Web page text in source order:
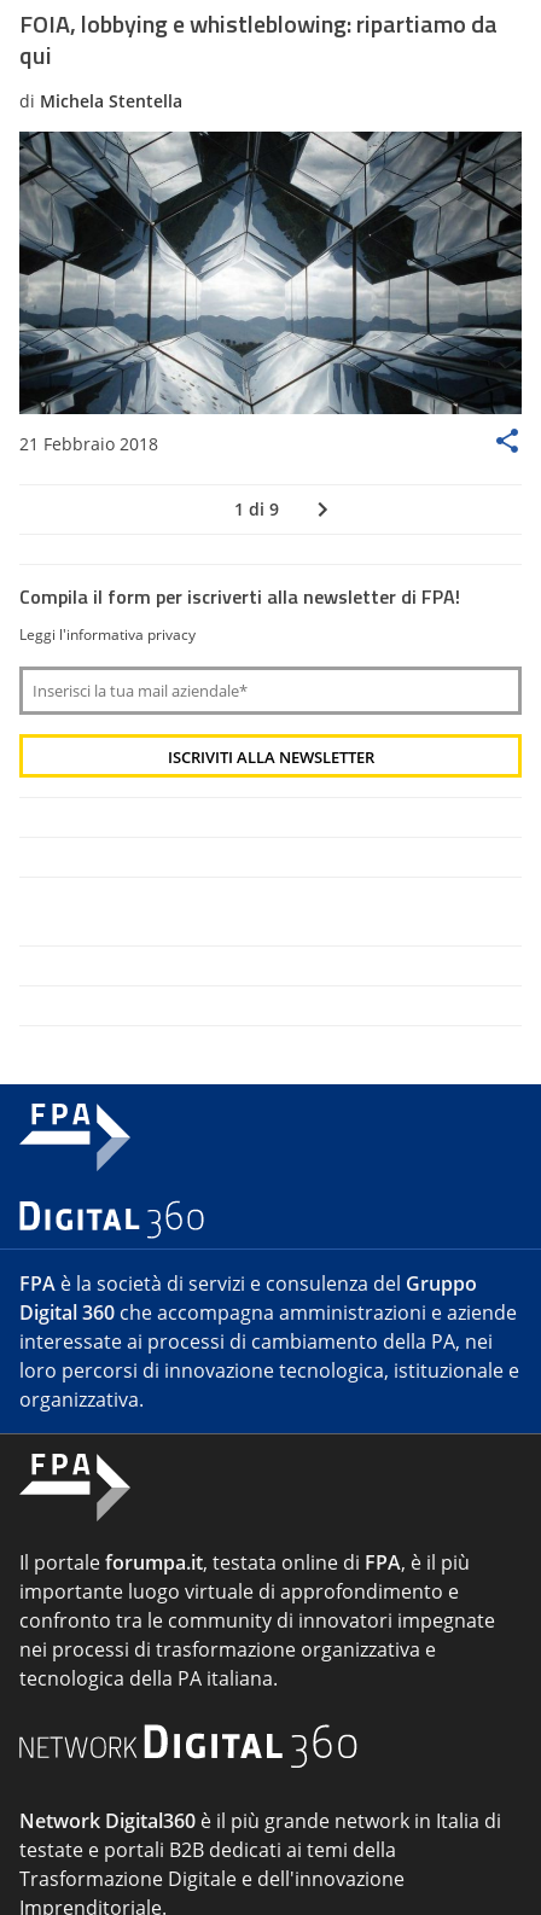
FOIA, lobbying e whistleblowing: ripartiamo da
qui
di Michela Stentella
21 Febbraio 2018
1 di 9
Compila il form per iscriverti alla newsletter di FPA!
Leggi l'informativa privacy
FPA è la società di servizi e consulenza del Gruppo
Digital 360 che accompagna amministrazioni e aziende
interessate ai processi di cambiamento della PA, nei
loro percorsi di innovazione tecnologica, istituzionale e
organizzativa.
Il portaleforumpa.it, testata online di FPA, è il più
importante luogo virtuale di approfondimento e
confronto tra le community di innovatori impegnate
nei processi di trasformazione organizzativa e
tecnologica della PA italiana.
Network Digital360 è il più grande network in Italia di
testate e portali B2B dedicati ai temi della
Trasformazione Digitale e dell'innovazione
Imprenditoriale.